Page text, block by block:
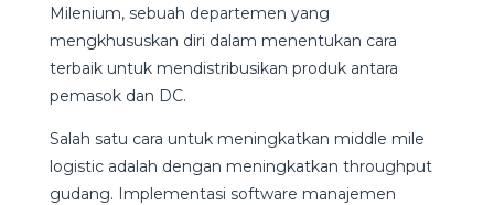
Milenium, sebuah departemen yang
mengkhususkan diri dalam menentukan cara
terbaik untuk mendistribusikan produk antara
pemasok dan DC.
Salah satu cara untuk meningkatkan middle mile
logistic adalah dengan meningkatkan throughput
gudang. Implementasi software manajemen